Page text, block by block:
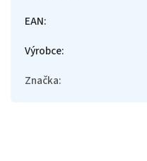
EAN:
Výrobce:
Značka: